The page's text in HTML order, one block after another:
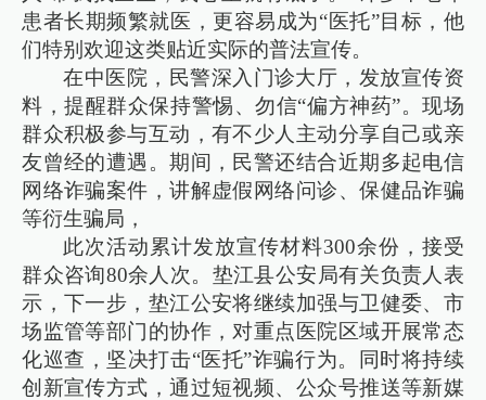
患者长期频繁就医，更容易成为“医托”目标，他
们特别欢迎这类贴近实际的普法宣传。
在中医院，民警深入门诊大厅，发放宣传资
料，提醒群众保持警惕、勿信“偏方神药”。现场
群众积极参与互动，有不少人主动分享自己或亲
友曾经的遭遇。期间，民警还结合近期多起电信
网络诈骗案件，讲解虚假网络问诊、保健品诈骗
等衍生骗局，
此次活动累计发放宣传材料300余份，接受
群众咨询80余人次。垫江县公安局有关负责人表
示，下一步，垫江公安将继续加强与卫健委、市
场监管等部门的协作，对重点医院区域开展常态
化巡查，坚决打击“医托”诈骗行为。同时将持续
创新宣传方式，通过短视频、公众号推送等新媒